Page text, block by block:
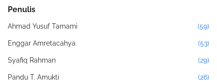
Penulis
Ahmad Yusuf Tamami (59)
Enggar Amretacahya (53)
Syafiq Rahman (29)
Pandu T. Amukti (26)